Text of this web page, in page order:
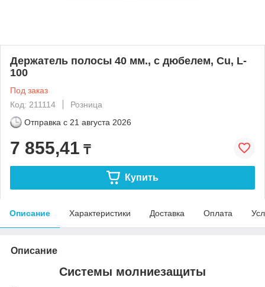
Держатель полосы 40 мм., с дюбелем, Cu, L-
100
Под заказ
Код: 211114
Розница
Отправка с 21 августа 2026
7 855,41 ₸
Купить
Описание Характеристики Доставка Оплата
Описание
Системы молниезащиты